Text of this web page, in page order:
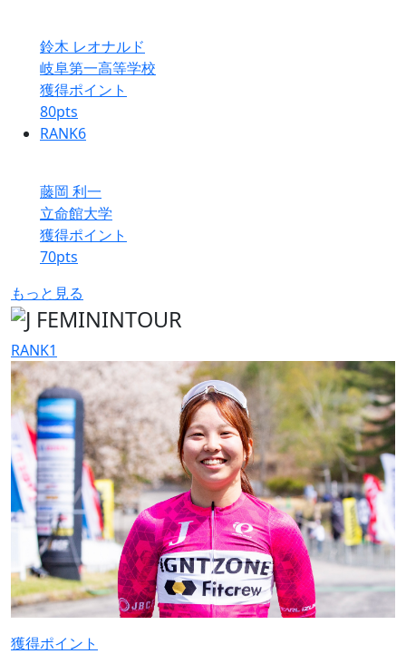
鈴木 レオナルド
岐阜第一高等学校
獲得ポイント
80pts
RANK6
藤岡 利一
立命館大学
獲得ポイント
70pts
もっと見る
RANK1
獲得ポイント